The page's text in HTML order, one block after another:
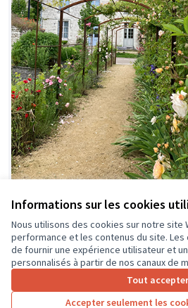
Informations sur les cookies
Nous utilisons des cookies sur notre site
performance et les contenus du site.
de fournir une expérience utilisateur et
personnalisés à partir de nos canaux de
Tout accepter
Accepter seulement les
Poursuivre
d'Aliénor par une longue
un accès à l'eau
Une banquette engazonnée,
palissés accentuera le caractère